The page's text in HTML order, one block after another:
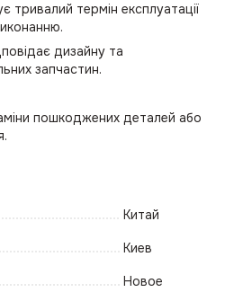
тривалий термін експлуатації
дизайну та
запчастин.
пошкоджених деталей або
Китай
Киев
Новое